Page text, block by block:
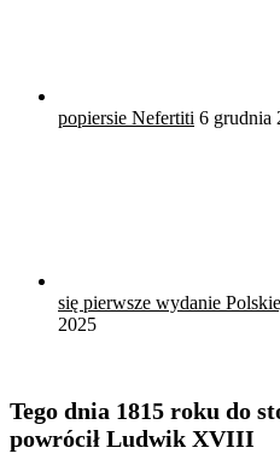
popiersie Nefertiti 6 grudnia
się pierwsze wydanie
2025
Tego dnia 1815 roku do
powrócił Ludwik XVIII